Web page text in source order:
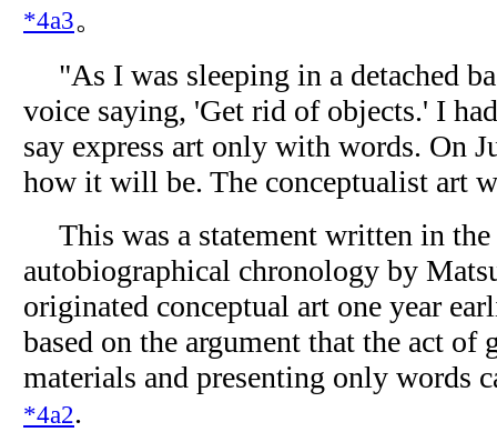
*4a3。
"As I was sleeping in a detached
voice saying, 'Get rid of objects.' I
say express art only with words. On
how it will be. The conceptualist art
This was a statement written in
autobiographical chronology by
originated conceptual art one year
based on the argument that the act
materials and presenting only words
*4a2.